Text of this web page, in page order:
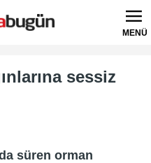
MENÜ
sessiz
süren orman